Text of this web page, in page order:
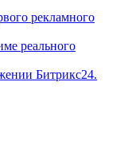
рекламного
реального
Битрикс24.